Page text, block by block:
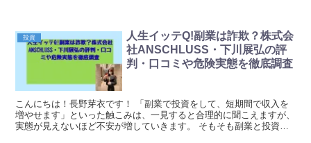
投資
人生イッテQ!副業は詐欺？株式会
社ANSCHLUSS・下川展弘の評
判・口コミや危険実態を徹底調査
こんにちは！長野芽衣です！ 「副業で投資をして、短期間で収入を
増やせます」といった触こみは、一見すると合理的に聞こえますが、
実態が見えないほど不安が増していきます。 そもそも副業と投資